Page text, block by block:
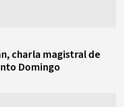
charla magistral de
Domingo